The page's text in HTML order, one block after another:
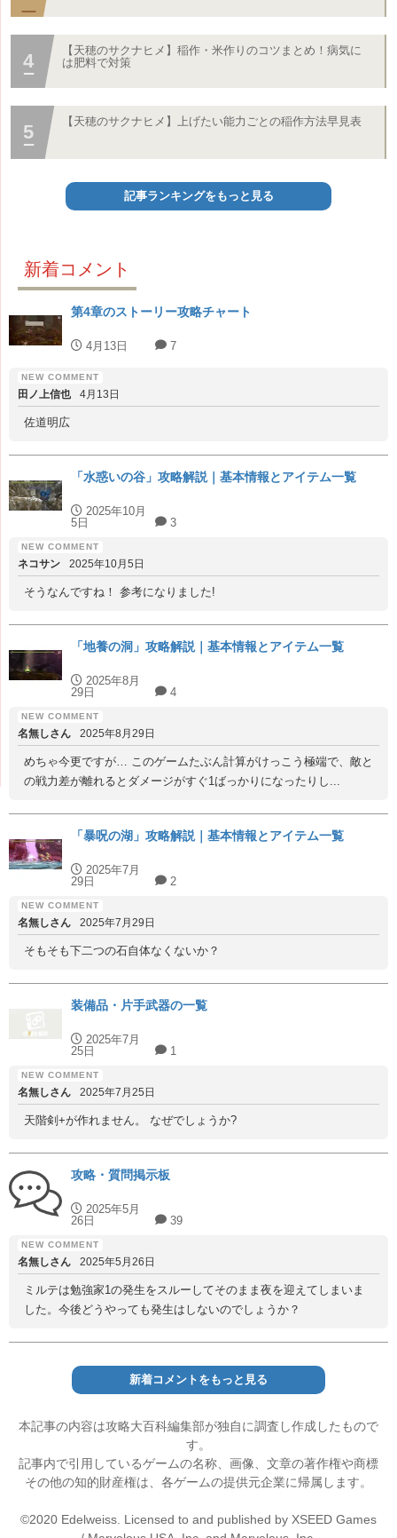
【天穂のサクナヒメ】稲作・米作りのコツまとめ！病気に
は肥料で対策
【天穂のサクナヒメ】上げたい能力ごとの稲作方法早見表
記事ランキングをもっと見る
新着コメント
第4章のストーリー攻略チャート
4月13日 7
田ノ上信也 4月13日
佐道明広
「水惑いの谷」攻略解説｜基本情報とアイテム一覧
2025年10月
5日
3
ネコサン 2025年10月5日
そうなんですね！ 参考になりました!
「地養の洞」攻略解説｜基本情報とアイテム一覧
2025年8月
29日
4
名無しさん 2025年8月29日
めちゃ今更ですが… このゲームたぶん計算がけっこう極端で、敵と
の戦力差が離れるとダメージがすぐ1ばっかりになったりし...
「暴呪の湖」攻略解説｜基本情報とアイテム一覧
2025年7月
29日
2
名無しさん 2025年7月29日
そもそも下二つの石自体なくないか？
装備品・片手武器の一覧
2025年7月
25日
1
名無しさん 2025年7月25日
天階剣+が作れません。 なぜでしょうか?
攻略・質問掲示板
2025年5月
26日
39
名無しさん 2025年5月26日
ミルテは勉強家1の発生をスルーしてそのまま夜を迎えてしまいま
した。今後どうやっても発生はしないのでしょうか？
新着コメントをもっと見る
本記事の内容は攻略大百科編集部が独自に調査し作成したもので
す。
記事内で引用しているゲームの名称、画像、文章の著作権や商標
その他の知的財産権は、各ゲームの提供元企業に帰属します。
©2020 Edelweiss. Licensed to and published by XSEED Games